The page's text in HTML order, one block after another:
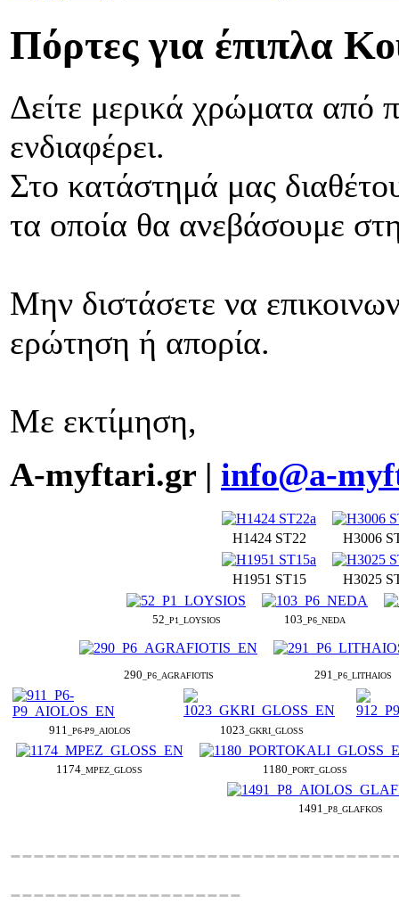
Πόρτες για έπιπλα
Δείτε μερικά χρώματα από
ενδιαφέρει.
Στο κατάστημά μας
τα οποία θα ανεβάσουμε
Μην διστάσετε να
ερώτηση ή απορία.
Με εκτίμηση,
A-myftari.gr | info@a-
H1424 ST22 H3006
H1951 ST15 H3025
52 _P1_LOYSIOS 103 _P6_NEDA
290 _P6_AGRAFIOTIS 291 _P6_LITHAIOS
911 _P6-P9_AIOLOS 1023 _GKRI_GLOSS
1174 _MPEZ_GLOSS 1180 _PORT_GLOSS
1491 _P8_GLAFKOS
--------------------